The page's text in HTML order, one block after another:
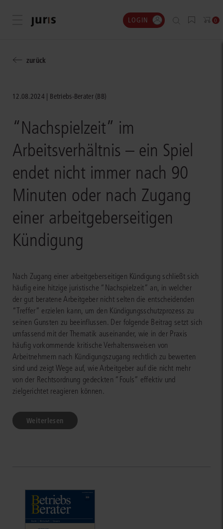
Menü öffnen LOGIN 0
zurück
12.08.2024 Betriebs-Berater (BB)
“Nachspielzeit” im
Arbeitsverhältnis – ein Spiel
endet nicht immer nach 90
Minuten oder nach Zugang
einer arbeitgeberseitigen
Kündigung
Nach Zugang einer arbeitgeberseitigen Kündigung schließt sich
häufig eine hitzige juristische “Nachspielzeit” an, in welcher
der gut beratene Arbeitgeber nicht selten die entscheidenden
“Treffer” erzielen kann, um den Kündigungsschutzprozess zu
seinen Gunsten zu beeinflussen. Der folgende Beitrag setzt sich
umfassend mit der Thematik auseinander, wie in der Praxis
häufig vorkommende kritische Verhaltensweisen von
Arbeitnehmern nach Kündigungszugang rechtlich zu bewerten
sind und zeigt Wege auf, wie Arbeitgeber auf die nicht mehr
von der Rechtsordnung gedeckten “Fouls” effektiv und
zielgerichtet reagieren können.
Weiterlesen